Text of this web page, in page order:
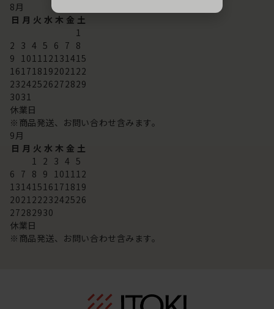
8月
日 月 火 水 木 金 土
1
2 3 4 5 6 7 8
9 101112131415
16171819202122
23242526272829
3031
休業日
※商品発送、お問い合わせ含みます。
9月
日 月 火 水 木 金 土
1 2 3 4 5
6 7 8 9 101112
13141516171819
20212223242526
27282930
休業日
※商品発送、お問い合わせ含みます。